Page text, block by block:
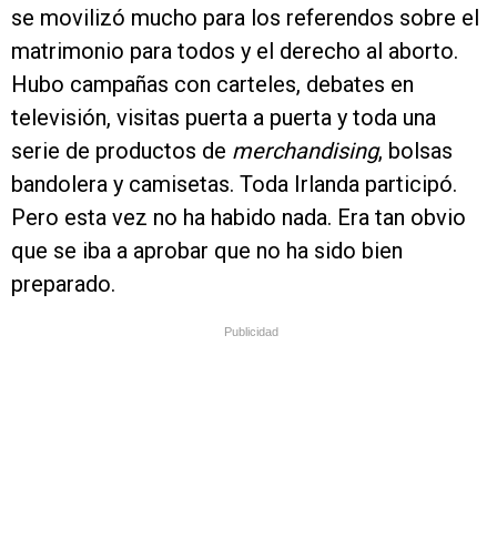
se movilizó mucho para los referendos sobre el
matrimonio para todos y el derecho al aborto.
Hubo campañas con carteles, debates en
televisión, visitas puerta a puerta y toda una
serie de productos de merchandising, bolsas
bandolera y camisetas. Toda Irlanda participó.
Pero esta vez no ha habido nada. Era tan obvio
que se iba a aprobar que no ha sido bien
preparado.
Publicidad